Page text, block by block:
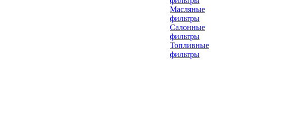
Масляные
фильтры
Салонные
фильтры
Топливные
фильтры